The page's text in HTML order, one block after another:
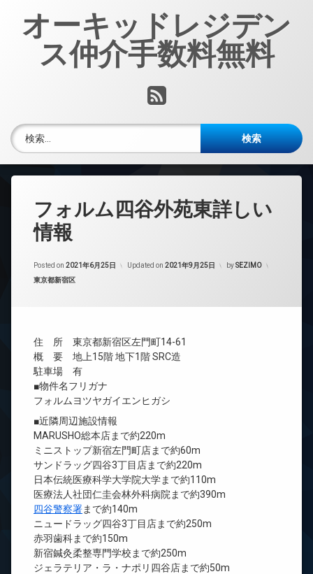
オーキッドレジデン
ス仲介手数料無料
RSS
検索:
フォルム四谷外苑東詳しい
情報
Posted on 2021年6月25日 Updated on 2021年9月25日 bySEZIMO
カテゴリー:
東京都新宿区
住 所 東京都新宿区左門町14-61
概 要 地上15階 地下1階 SRC造
駐車場 有
■物件名フリガナ
フォルムヨツヤガイエンヒガシ
■近隣周辺施設情報
MARUSHO総本店まで約220m
ミニストップ新宿左門町店まで約60m
サンドラッグ四谷3丁目店まで約220m
日本伝統医療科学大学院大学まで約110m
医療法人社団仁圭会林外科病院まで約390m
四谷警察署まで約140m
ニュードラッグ四谷3丁目店まで約250m
赤羽歯科まで約150m
新宿鍼灸柔整専門学校まで約250m
ジェラテリア・ラ・ナポリ四谷店まで約50m